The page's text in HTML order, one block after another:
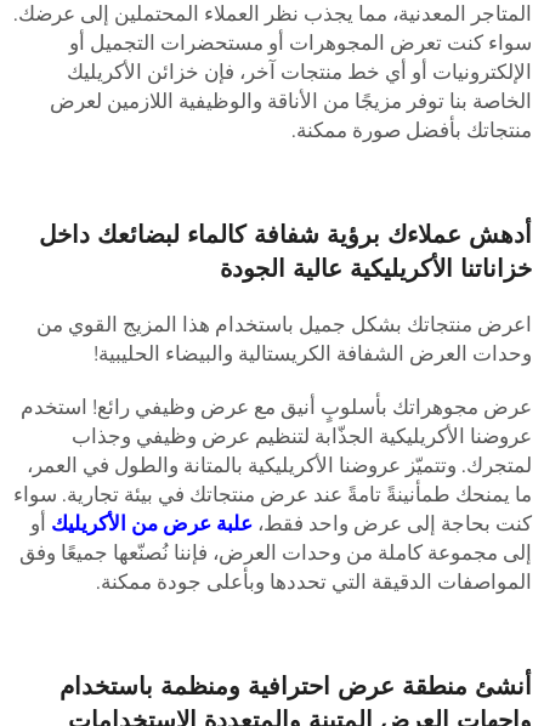
المعدنية، مما يجذب نظر العملاء المحتملين إلى عرضك.
كنت تعرض المجوهرات أو مستحضرات التجميل أو
أو أي خط منتجات آخر، فإن خزائن الأكريليك
بنا توفر مزيجًا من الأناقة والوظيفية اللازمين لعرض
بأفضل صورة ممكنة.
عملاءك برؤية شفافة كالماء لبضائعك داخل
الأكريليكية عالية الجودة
منتجاتك بشكل جميل باستخدام هذا المزيج القوي من
العرض الشفافة الكريستالية والبيضاء الحليبية!
مجوهراتك بأسلوبٍ أنيق مع عرض وظيفي رائع! استخدم
الأكريليكية الجذّابة لتنظيم عرض وظيفي وجذاب
وتتميّز عروضنا الأكريليكية بالمتانة والطول في العمر،
يمنحك طمأنينةً تامةً عند عرض منتجاتك في بيئة تجارية. سواء
بحاجة إلى عرض واحد فقط،علبة عرض من الأكريليكأو
مجموعة كاملة من وحدات العرض، فإننا نُصنّعها جميعًا وفق
الدقيقة التي تحددها وبأعلى جودة ممكنة.
منطقة عرض احترافية ومنظمة باستخدام
العرض المتينة والمتعددة الاستخدامات